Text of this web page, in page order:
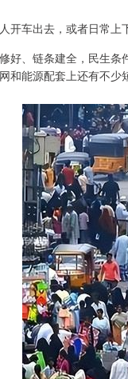
开车出去，或者日常上
好、链条建全，民生
和能源配套上还有不少